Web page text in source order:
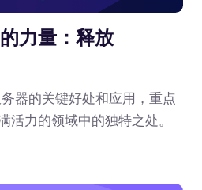
力量：释放
器的关键好处和应用，重点
活力的领域中的独特之处。